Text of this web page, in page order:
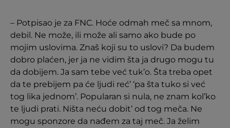
– Potpisao je za FNC. Hoće odmah meč sa mnom,
debil. Ne može, ili može ali samo ako bude po
mojim uslovima. Znaš koji su to uslovi? Da budem
dobro plaćen, jer ja ne vidim šta ja drugo mogu tu
da dobijem. Ja sam tebe već tuk’o. Šta treba opet
da te prebijem pa će ljudi reć’ ‘pa šta tuko si već
tog lika jednom’. Popularan si nula, ne znam kol’ko
te ljudi prati. Ništa neću dobit’ od tog meča. Ne
mogu sponzore da nađem za taj meč. Ja želim